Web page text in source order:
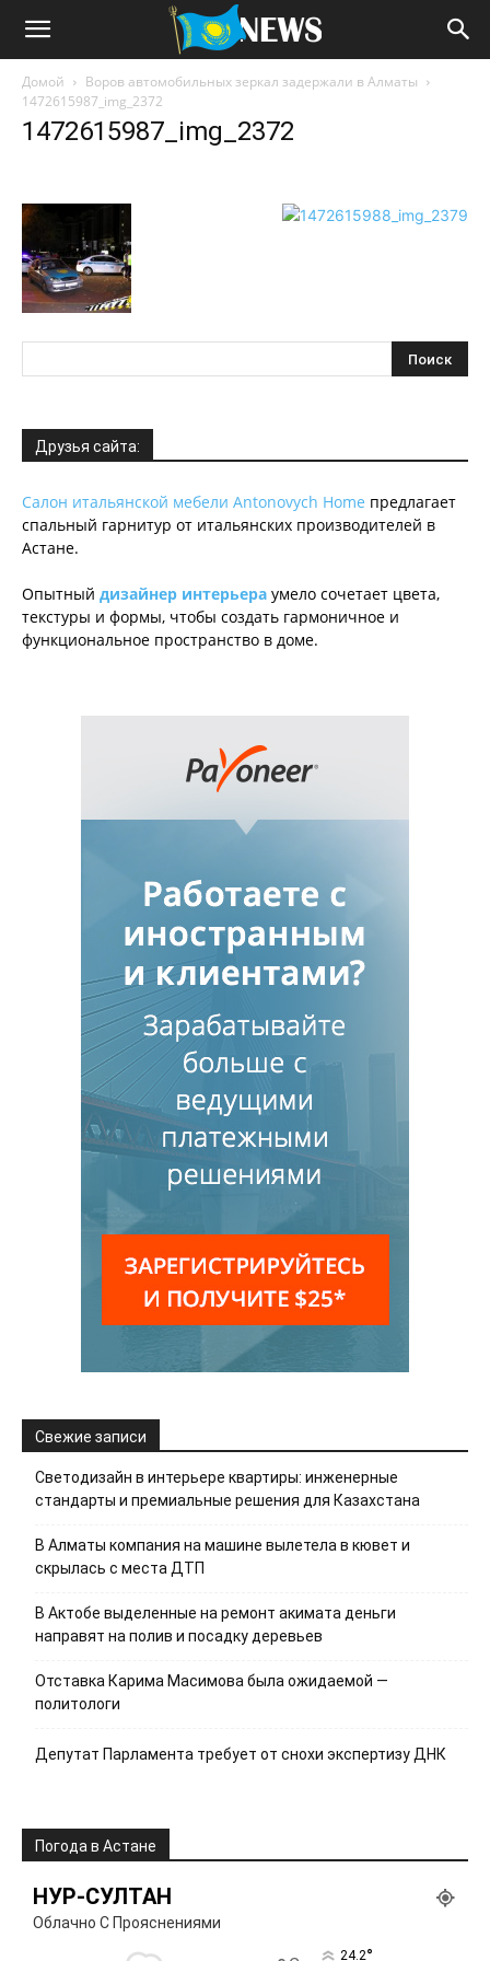
Домой
Воров автомобильных зеркал задержали в Алматы
1472615987_img_2372
1472615987_img_2372
Друзья сайта:
Салон итальянской мебели Antonovych Home предлагает
спальный гарнитур от итальянских производителей в
Астане.
Опытный дизайнер интерьера умело сочетает цвета,
текстуры и формы, чтобы создать гармоничное и
функциональное пространство в доме.
Свежие записи
Светодизайн в интерьере квартиры: инженерные
стандарты и премиальные решения для Казахстана
В Алматы компания на машине вылетела в кювет и
скрылась с места ДТП
В Актобе выделенные на ремонт акимата деньги
направят на полив и посадку деревьев
Отставка Карима Масимова была ожидаемой —
политологи
Депутат Парламента требует от снохи экспертизу ДНК
Погода в Астане
НУР-СУЛТАН
Облачно С Прояснениями
24.2°